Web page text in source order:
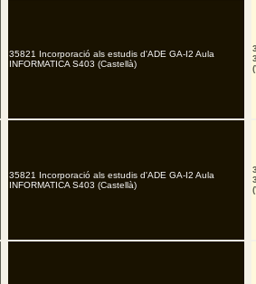
35821 Incorporació als estudis d'ADE GA-I2 Aula
INFORMATICA S403 (Castellà)
35821 Incorporació als estudis d'ADE GA-I2 Aula
INFORMATICA S403 (Castellà)